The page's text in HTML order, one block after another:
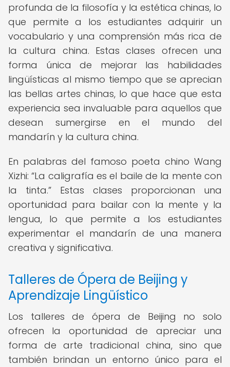
profunda de la filosofía y la estética chinas, lo
que permite a los estudiantes adquirir un
vocabulario y una comprensión más rica de
la cultura china. Estas clases ofrecen una
forma única de mejorar las habilidades
lingüísticas al mismo tiempo que se aprecian
las bellas artes chinas, lo que hace que esta
experiencia sea invaluable para aquellos que
desean sumergirse en el mundo del
mandarín y la cultura china.
En palabras del famoso poeta chino Wang
Xizhi: La caligrafía es el baile de la mente con
la tinta.
Estas clases proporcionan una
oportunidad para bailar con la mente y la
lengua, lo que permite a los estudiantes
experimentar el mandarín de una manera
creativa y significativa.
Talleres de Ópera de Beijing y
Aprendizaje Lingüístico
Los talleres de ópera de Beijing no solo
ofrecen la oportunidad de apreciar una
forma de arte tradicional china, sino que
también brindan un entorno único para el